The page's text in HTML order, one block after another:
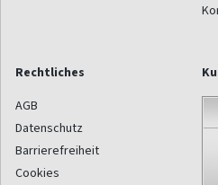
Rechtliches
AGB
Datenschutz
Barrierefreiheit
Cookies